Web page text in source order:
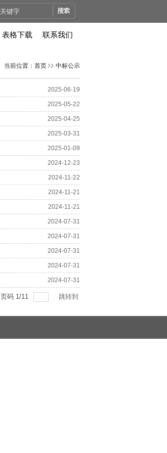
表格下载 联系我们
当前位置： 首页 中标公示
2025-06-19
2025-05-22
2025-04-25
2025-03-31
2025-01-09
2024-12-23
2024-11-22
2024-11-21
2024-11-21
2024-07-31
2024-07-31
2024-07-31
2024-07-31
2024-07-31
页码 1/11 跳转到